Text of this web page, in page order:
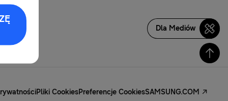
Dla Mediów
Pliki CookiesPreferencje CookiesSAMSUNG.COM